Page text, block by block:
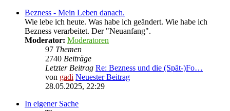
Bezness - Mein Leben danach.
Wie lebe ich heute. Was habe ich geändert. Wie habe ich
Bezness verarbeitet. Der "Neuanfang".
Moderator: Moderatoren
97 Themen
2740 Beiträge
Letzter Beitrag Re: Bezness und die (Spät-)Fo…
von gadi Neuester Beitrag
28.05.2025, 22:29
In eigener Sache